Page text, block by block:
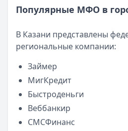
Опубликовано:23 ноября 2025 г.
Категория:
МФО
Читать новость
Популярные МФО в
В Казани представлены
региональные компании:
Займер
МигКредит
Быстроденьги
Веббанкир
СМСФинанс